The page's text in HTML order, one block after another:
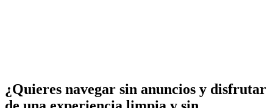
¿Quieres navegar sin anuncios y disfrutar